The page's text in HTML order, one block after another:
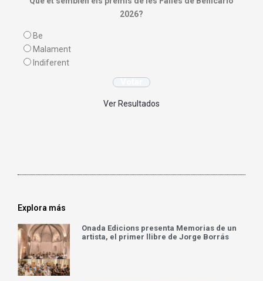
2026?
Be
Malament
Indiferent
Ver Resultados
Explora más
Onada Edicions presenta Memorias de un
artista, el primer llibre de Jorge Borrás